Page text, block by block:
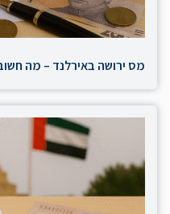
מס ירושה באירלנד – מה